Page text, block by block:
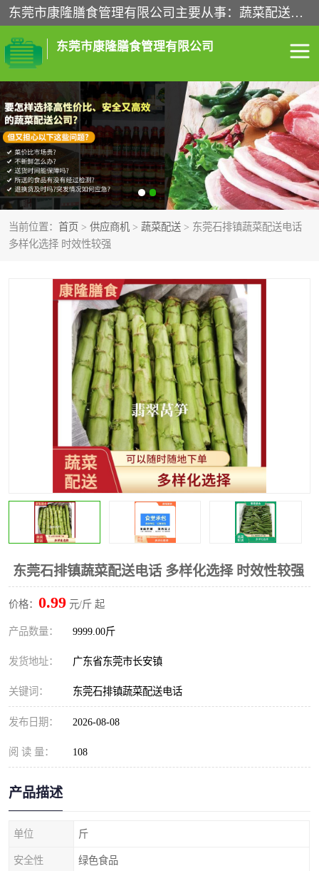
东莞市康隆膳食管理有限公司主要从事：蔬菜配送、食堂承包、企业工厂食堂承包、机关单位食堂承包、调味品配送、粮油配送、干货配送、副食配送、水果配送、海鲜配送等业务，东莞蔬菜配送电话，咨询在线客服。
东莞市康隆膳食管理有限公司
当前位置： 首页 > 供应商机 > 蔬菜配送 > 东莞石排镇蔬菜配送电话
多样化选择 时效性较强
东莞石排镇蔬菜配送电话 多样化选择 时效性较强
价格： 0.99 元/斤 起
产品数量： 9999.00斤
发货地址： 广东省东莞市长安镇
关键词： 东莞石排镇蔬菜配送电话
发布日期： 2026-08-08
阅 读 量： 108
产品描述
单位 斤
安全性 绿色食品
食堂承包 蔬菜配送
粮油配送 鲜肉配送
海鲜配送 食材配送
调料配送 企业工厂食堂承包
干货配送 副食配送